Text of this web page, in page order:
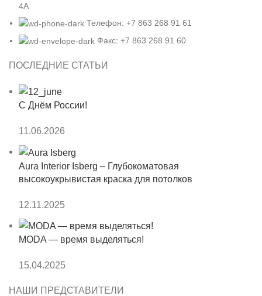
4А
Телефон: +7 863 268 91 61
Факс: +7 863 268 91 60
ПОСЛЕДНИЕ СТАТЬИ
С Днём России!
11.06.2026
Aura Interior Isberg – Глубокоматовая
высокоукрывистая краска для потолков
12.11.2025
MODA — время выделяться!
15.04.2025
НАШИ ПРЕДСТАВИТЕЛИ